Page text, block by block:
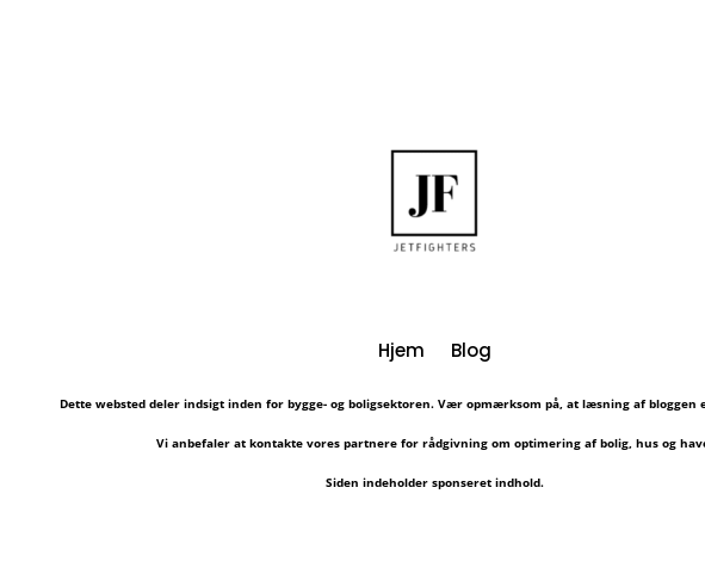
Hjem Blog
Dette websted deler indsigt inden for bygge- og boligsektoren. Vær opmærksom på, at læsning af bloggen
Vi anbefaler at kontakte vores partnere for rådgivning om optimering af bolig, hus og
Siden indeholder sponseret indhold.